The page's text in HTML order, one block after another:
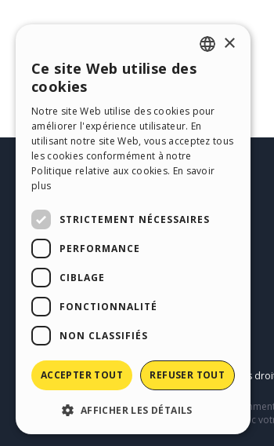
Communauté
Sites Utilisateurs
Copyright © 2026Incomedia s.r.l. Tous
Ce site contient des contenus, des
comportement de tiers en relation avec
ENGLISH
GERMAN
SPANISH
×
Ce site Web utilise des
cookies
Notre site Web utilise des cookies pour
améliorer l'expérience utilisateur. En
utilisant notre site Web, vous acceptez tous
les cookies conformément à notre
Politique relative aux cookies. En savoir
plus
STRICTEMENT NÉCESSAIRES
PERFORMANCE
CIBLAGE
FONCTIONNALITÉ
NON CLASSIFIÉS
ACCEPTER TOUT REFUSER TOUT
AFFICHER LES DÉTAILS